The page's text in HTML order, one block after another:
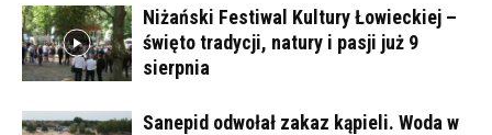
Niżański Festiwal Kultury Łowieckiej –
święto tradycji, natury i pasji już 9
sierpnia
Sanepid odwołał zakaz kąpieli. Woda w